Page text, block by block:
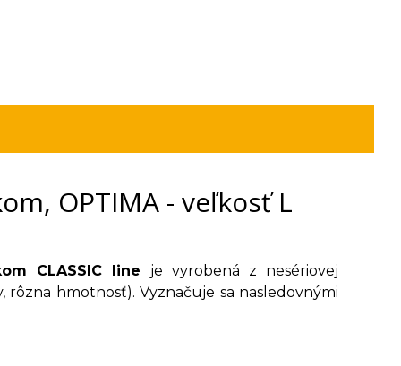
OPTIMA - veľkosť L
CLASSIC line je vyrobená z nesériovej
rôzna hmotnosť). Vyznačuje sa nasledovnými